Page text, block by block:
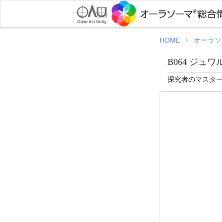
HOME オーラ
B064 ジュワ
探究者のマスタ